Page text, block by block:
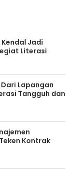
Jadi
Literasi
Lapangan
Tangguh dan
Kontrak